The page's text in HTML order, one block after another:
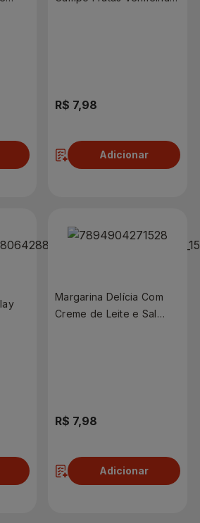
R$ 7,98
Adicionar
Margarina Delícia Com
Creme de Leite e Sal
R$ 7,98
Adicionar